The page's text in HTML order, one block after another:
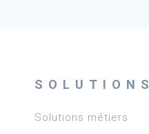
SOLUTIONS
Solutions métiers